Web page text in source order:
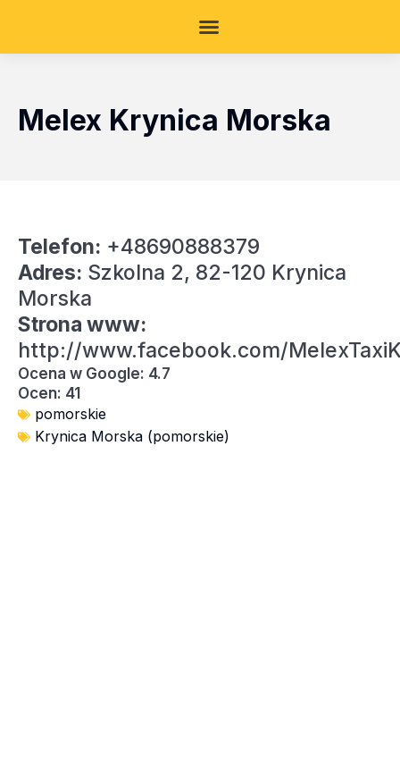
Melex Krynica Morska
Telefon: +48690888379
Adres: Szkolna 2, 82-120 Krynica
Morska
Strona www:
http://www.facebook.com/
Ocena w Google: 4.7
Ocen: 41
pomorskie
Krynica Morska (pomorskie)